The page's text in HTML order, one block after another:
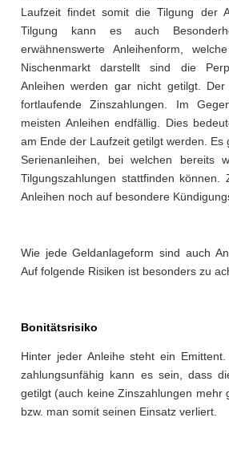
Laufzeit findet somit die Tilgung der
Tilgung kann es auch
erwähnenswerte Anleihenform,
Nischenmarkt darstellt sind die
Anleihen werden gar nicht getilgt.
fortlaufende Zinszahlungen. Im
meisten Anleihen endfällig. Dies
am Ende der Laufzeit getilgt werden. Es
Serienanleihen, bei welchen bereits
Tilgungszahlungen stattfinden können.
Anleihen noch auf besondere
Wie jede Geldanlageform sind auch
Auf folgende Risiken ist besonders zu
Bonitätsrisiko
Hinter jeder Anleihe steht ein
zahlungsunfähig kann es sein, dass
getilgt (auch keine Zinszahlungen mehr
bzw. man somit seinen Einsatz verliert.